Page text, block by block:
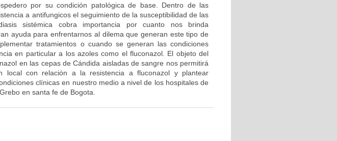
por su condición patológica de base. Dentro de las
a antifungicos el seguimiento de la susceptibilidad de las
sistémica cobra importancia por cuanto nos brinda
ayuda para enfrentarnos al dilema que generan este tipo de
tratamientos o cuando se generan las condiciones
en particular a los azoles como el fluconazol. El objeto del
en las cepas de Cándida aisladas de sangre nos permitirá
local con relación a la resistencia a fluconazol y plantear
clínicas en nuestro medio a nivel de los hospitales de
en santa fe de Bogota.